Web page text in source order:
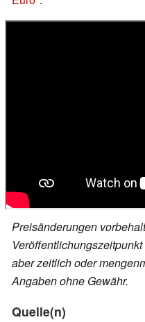
Preisänderungen
aber zeitlich oder
Angaben ohne Gewähr.
Quelle(n)